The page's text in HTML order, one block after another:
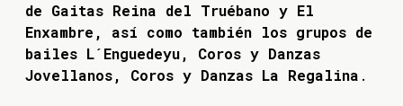
de Gaitas Reina del Truébano y El
Enxambre, así como también los grupos de
bailes L´Enguedeyu, Coros y Danzas
Jovellanos, Coros y Danzas La Regalina .